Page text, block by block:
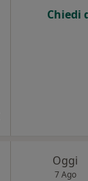
Chiedi
Oggi
7 Ago